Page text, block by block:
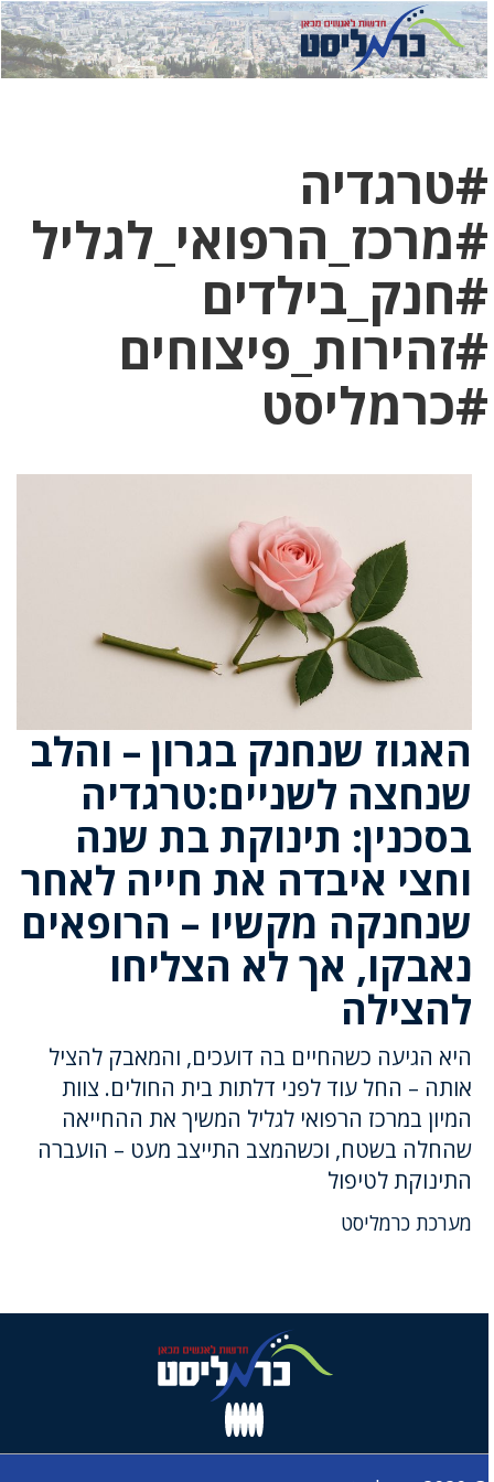
לחץ
כאן
לחץ
כדי
#טרגדיה
#מרכז_הרפואי_לגליל
#חנק_בילדים
#זהירות_פיצוחים
#כרמליסט
האגוז שנחנק בגרון – והלב
שנחצה לשניים:טרגדיה
בסכנין: תינוקת בת שנה
וחצי איבדה את חייה לאחר
שנחנקה מקשיו – הרופאים
נאבקו, אך לא הצליחו
להצילה
היא הגיעה כשהחיים בה דועכים, והמאבק להציל
אותה – החל עוד לפני דלתות בית החולים. צוות
המיון במרכז הרפואי לגליל המשיך את ההחייאה
שהחלה בשטח, וכשהמצב התייצב מעט – הועברה
התינוקת לטיפול
מערכת כרמליסט